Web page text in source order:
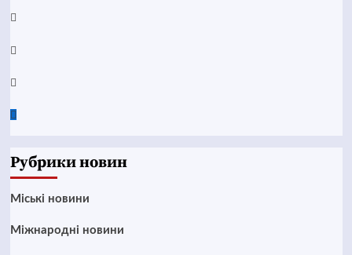
Telegram
Instagram
Twitter
Google
Рубрики новин
Mіські новини
Міжнародні новини